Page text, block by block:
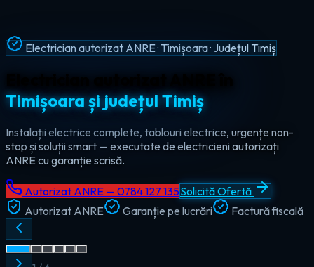
Intervenții Non-Stop · Urgențe Electrice · Timiș
Urgențe electrice non-stop în
județul Timiș
Ajungem la tine în maxim 60 de minute, oricând — ziua sau
noaptea. Electrician de urgență autorizat pentru Timișoara,
Lugoj, Deta și toate localitățile din Timiș.
Autorizat ANRE — 0784 127 135Solicită Ofertă
Autorizat ANRE
Garanție pe lucrări Factură fiscală